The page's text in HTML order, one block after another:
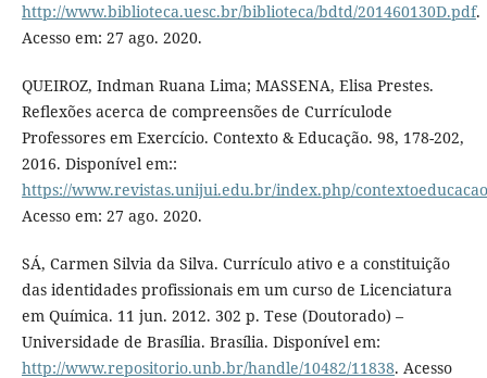
http://www.biblioteca.uesc.br/biblioteca/bdtd/201460130D.pdf.
Acesso em: 27 ago. 2020.
QUEIROZ, Indman Ruana Lima; MASSENA, Elisa Prestes.
Reﬂexões acerca de compreensões de Currículode
Professores em Exercício. Contexto & Educação. 98, 178-202,
2016. Disponível em::
https://www.revistas.unijui.edu.br/index.php/
Acesso em: 27 ago. 2020.
SÁ, Carmen Silvia da Silva. Currículo ativo e a constituição
das identidades profissionais em um curso de Licenciatura
em Química. 11 jun. 2012. 302 p. Tese (Doutorado) –
Universidade de Brasília. Brasília. Disponível em:
http://www.repositorio.unb.br/handle/10482/11838. Acesso